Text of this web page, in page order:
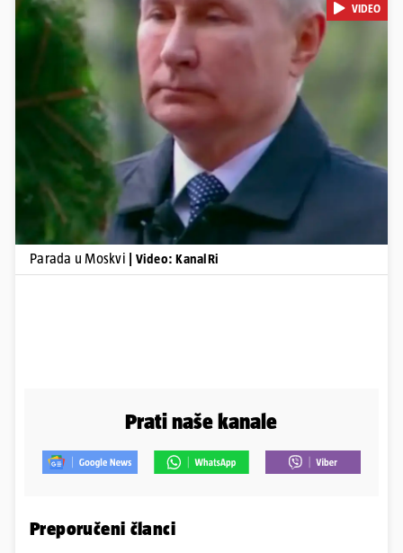
Pokretanje videa...
VIDEO
Parada u Moskvi | Video: KanalRi
Prati naše kanale
Preporučeni članci